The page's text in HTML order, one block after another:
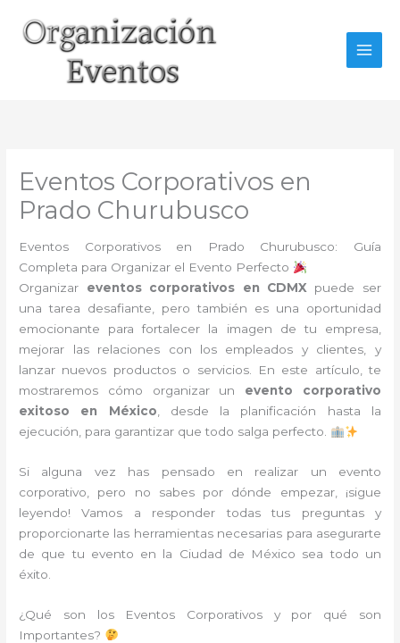
contenido
Eventos Corporativos en
Prado Churubusco
Eventos Corporativos en Prado Churubusco: Guía
Completa para Organizar el Evento Perfecto
Organizar eventos corporativos en CDMXpuede ser
una tarea desafiante, pero también es una oportunidad
emocionante para fortalecer la imagen de tu empresa,
mejorar las relaciones con los empleados y clientes, y
lanzar nuevos productos o servicios. En este artículo, te
mostraremos cómo organizar un evento corporativo
exitoso en México, desde la planificación hasta la
ejecución, para garantizar que todo salga perfecto.
Si alguna vez has pensado en realizar un evento
corporativo, pero no sabes por dónde empezar, ¡sigue
leyendo! Vamos a responder todas tus preguntas y
proporcionarte las herramientas necesarias para asegurarte
de que tu evento en la Ciudad de México sea todo un
éxito.
¿Qué son los Eventos Corporativos y por qué son
Importantes?